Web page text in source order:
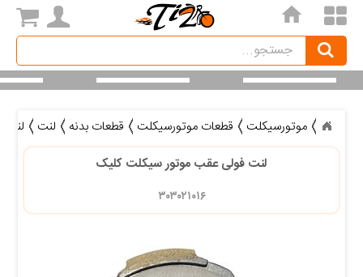
home
Search
جستجو
موتورسیکلت قطعات موتورسیکلت قطعات بدنه لنت
لنت
لنت فولی عقب موتور سیکلت کلیک
۳۰۳۰۲۱۰۱۶